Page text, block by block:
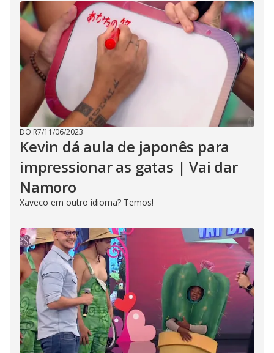
DO R7/11/06/2023
Kevin dá aula de japonês para
impressionar as gatas | Vai dar
Namoro
Xaveco em outro idioma? Temos!